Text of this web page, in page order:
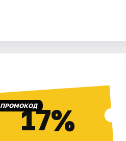
ПРОМОКОД17%